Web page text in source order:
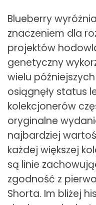
Blueberry
znaczeniem dla
projektów
genetyczny
wielu
osiągnęły status
kolekcjonerów
oryginalne
najbardziej
każdej większej
są linie
zgodność z
Shorta. Im bliżej